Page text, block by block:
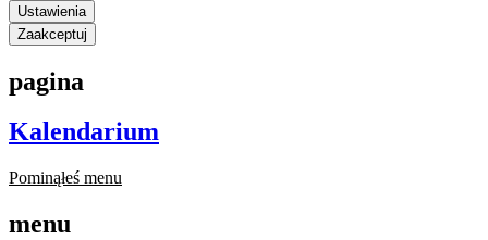
Ustawienia
Zaakceptuj
pagina
Kalendarium
Pominąłeś menu
menu